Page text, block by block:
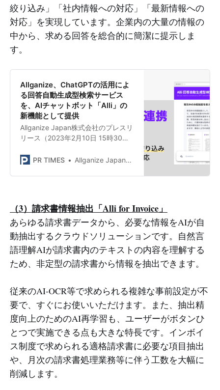
絞り込み」「社内情報への対応」「最新情報への
対応」を実現しています。企業内の大量の情報の
中から、求める回答を総合的に簡潔に提示しま
す。
Allganize、ChatGPTの活用によ
る回答自動生成型検索サービス
を、AIチャットボット「Alli」の
新機能として提供
Allganize Japan株式会社のプレスリ
リース（2023年2月10日 15時30
る回答自動生成型検索サービスを、
て提供
PR TIMES Allganize Japan株式会社
（3）請求書情報抽出「Alli for Invoice」
あらゆる請求書データから、必要な情報をAIが自
動抽出するクラウドソリューションです。自然言
語理解AIが請求書内のテキストの内容を理解する
ため、非定型の請求書から情報を抽出できます。
従来のAI-OCR等で求められる複雑な事前設定が不
要で、すぐにお使いいただけます。また、抽出精
度向上のためのAI再学習も、ユーザーがボタンひ
とつで実施できる点も大きな特長です。インボイ
ス制度で求められる適格請求書に必要な項目抽出
や、月次の請求書処理業務等に伴う工数を大幅に
削減します。